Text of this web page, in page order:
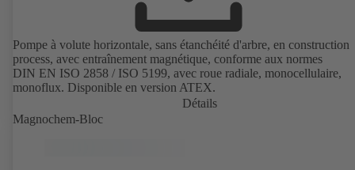
Pompe à volute horizontale, sans étanchéité d'arbre, en construction
process, avec entraînement magnétique, conforme aux normes
DIN EN ISO 2858 / ISO 5199, avec roue radiale, monocellulaire,
monoflux. Disponible en version ATEX.
Détails
Magnochem-Bloc